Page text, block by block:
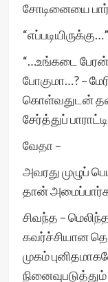
சோடினையை
“எப்படியிருக்கு…”
“…உங்கடை
போகுமா…? –
கொள்வதுடன்
சேர்த்துப்
வேதா –
அவரது முழுப்
தான்
சிவந்த –
கவர்ச்சியான
முகம்